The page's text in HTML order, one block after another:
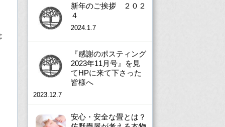
新年のご挨拶 ２０２
４
2024.1.7
『感謝のポスティング
2023年11月号』を見
てHPに来て下さった
皆様へ
2023.12.7
安心・安全な畳とは？